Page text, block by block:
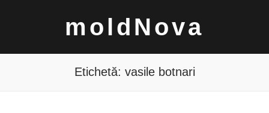
moldNova
Etichetă: vasile botnari